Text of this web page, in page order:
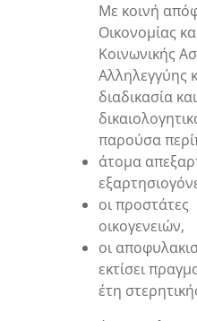
Με κοινή
Οικονομίας
Κοινωνικής
Αλληλεγγύης
διαδικασία
παρούσα
άτομα
οι προστάτες
οικογενειών,
οι
εκτίσει
έτη